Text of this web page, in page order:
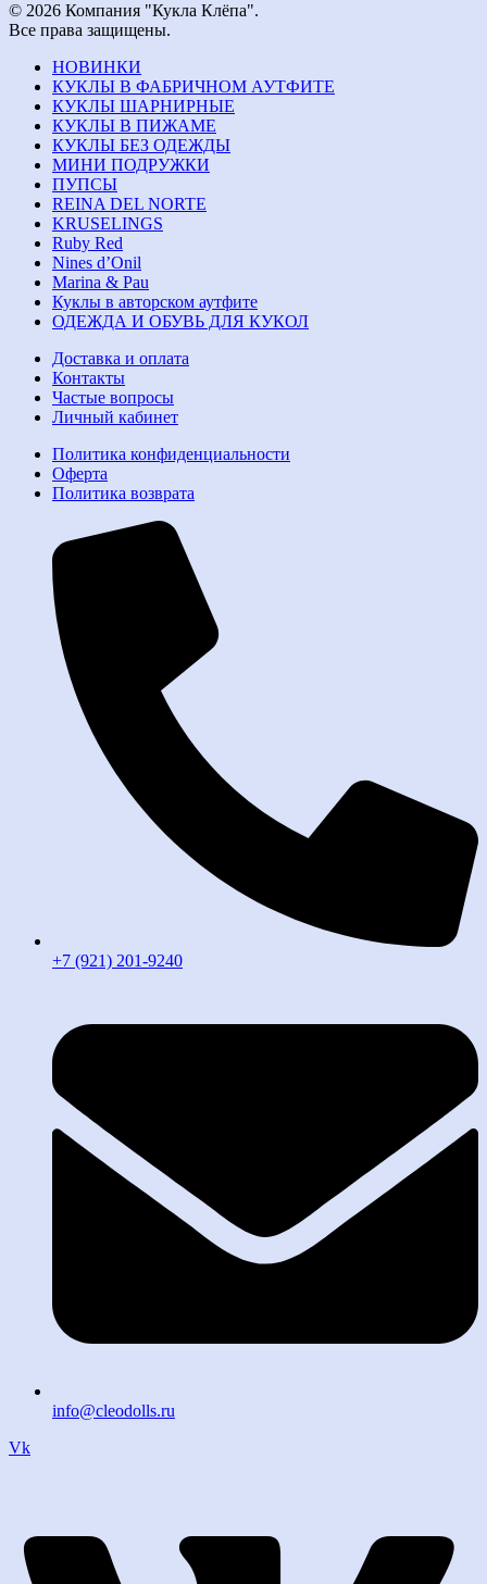
© 2026 Компания "Кукла Клёпа".
Все права защищены.
НОВИНКИ
КУКЛЫ В ФАБРИЧНОМ АУТФИТЕ
КУКЛЫ ШАРНИРНЫЕ
КУКЛЫ В ПИЖАМЕ
КУКЛЫ БЕЗ ОДЕЖДЫ
МИНИ ПОДРУЖКИ
ПУПСЫ
REINA DEL NORTE
KRUSELINGS
Ruby Red
Nines d’Onil
Marina & Pau
Куклы в авторском аутфите
ОДЕЖДА И ОБУВЬ ДЛЯ КУКОЛ
Доставка и оплата
Контакты
Частые вопросы
Личный кабинет
Политика конфиденциальности
Оферта
Политика возврата
+7 (921) 201-9240
info@cleodolls.ru
Vk